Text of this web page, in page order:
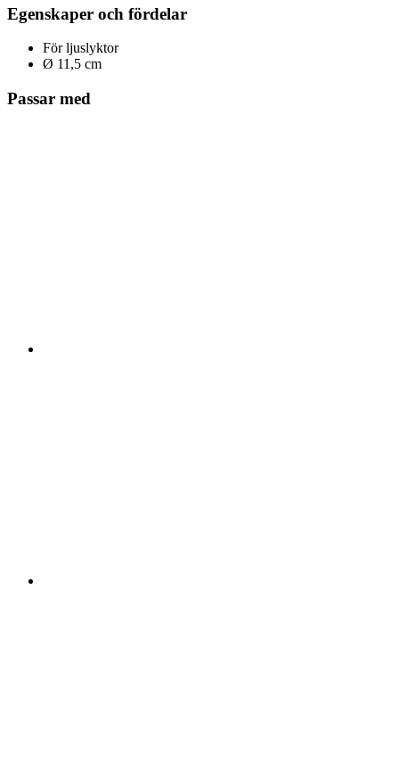
Egenskaper och fördelar
För ljuslyktor
Ø 11,5 cm
Passar med